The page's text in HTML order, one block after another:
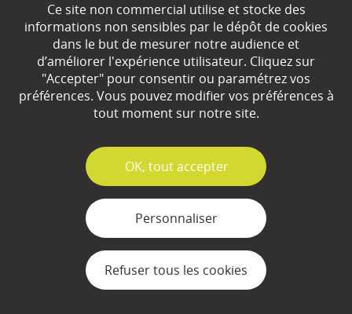
EN SAVOIR
Qui sommes-nous ?
Partenaires
Plan du site
Mentions légales
Gestion des cookies
Ce site non commercial utilise et stocke des
informations non sensibles par le dépôt de cookies
dans le but de mesurer notre audience et
d’améliorer l'expérience utilisateur. Cliquez sur
"Accepter" pour consentir ou paramétrez vos
préférences. Vous pouvez modifier vos préférences à
tout moment sur notre site.
✓
OK, tout accepter
Personnaliser
Refuser tous les cookies